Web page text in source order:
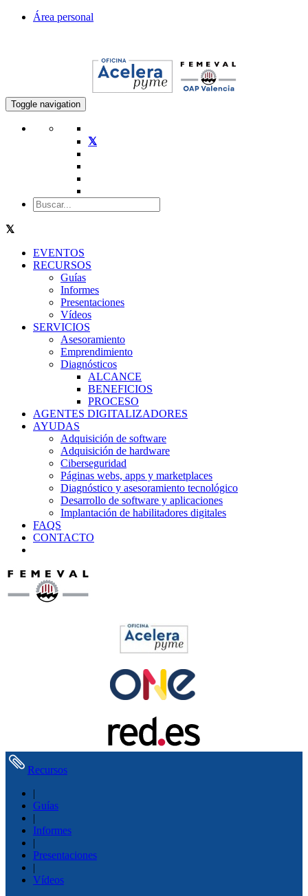
Área personal
Toggle navigation
EVENTOS
RECURSOS
Guías
Informes
Presentaciones
Vídeos
SERVICIOS
Asesoramiento
Emprendimiento
Diagnósticos
ALCANCE
BENEFICIOS
PROCESO
AGENTES DIGITALIZADORES
AYUDAS
Adquisición de software
Adquisición de hardware
Ciberseguridad
Páginas webs, apps y marketplaces
Diagnóstico y asesoramiento tecnológico
Desarrollo de software y aplicaciones
Implantación de habilitadores digitales
FAQS
CONTACTO
Recursos
|
Guías
|
Informes
|
Presentaciones
|
Vídeos